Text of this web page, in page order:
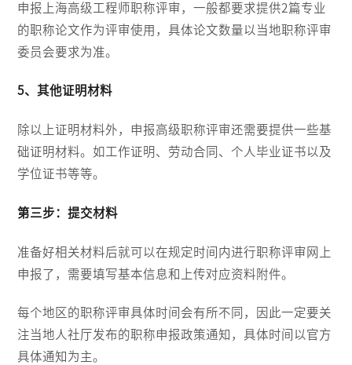
申报上海高级工程师职称评审，一般都要求提供2篇专业
的职称论文作为评审使用，具体论文数量以当地职称评审
委员会要求为准。
5、其他证明材料
除以上证明材料外，申报高级职称评审还需要提供一些基
础证明材料。如工作证明、劳动合同、个人毕业证书以及
学位证书等等。
第三步：提交材料
准备好相关材料后就可以在规定时间内进行职称评审网上
申报了，需要填写基本信息和上传对应资料附件。
每个地区的职称评审具体时间会有所不同，因此一定要关
注当地人社厅发布的职称申报政策通知，具体时间以官方
具体通知为主。